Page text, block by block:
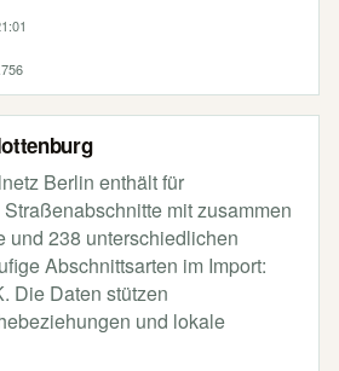
Berlin enthält für
mit zusammen
und 238 unterschiedlichen
Abschnittsarten im Import:
Die Daten stützen
und lokale